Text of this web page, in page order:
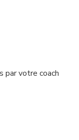
par votre coach